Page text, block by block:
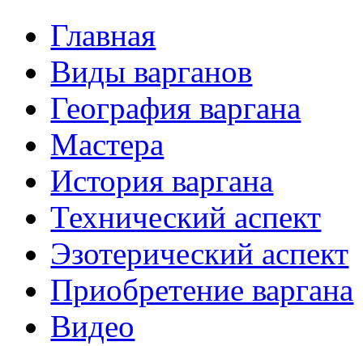
Главная
Виды варганов
География варгана
Мастера
История варгана
Технический аспект
Эзотерический аспект
Приобретение варгана
Видео